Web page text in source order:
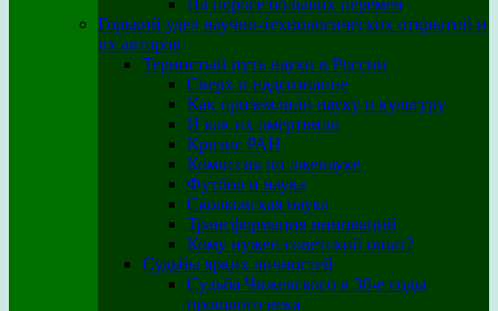
На пороге больших перемен
Горький удел научно-технологических открытий и
их авторов
Тернистый путь науки в России
Сверх и надсознание
Как приземлили науку и культуру
И как их омертвили
Кризис РАН
Комиссия по лженауке
Футбол и наука
Сколковская наука
Трансформация инноваций
Кому нужен советский опыт?
Судьбы ярких личностей
Судьба Чижевского в 30-е годы
прошлого века